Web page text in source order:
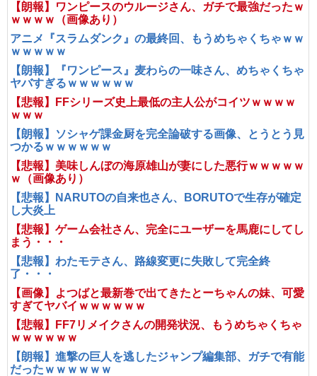
【朗報】ワンピースのウルージさん、ガチで最強だったｗ
ｗｗｗｗ（画像あり）
アニメ『スラムダンク』の最終回、もうめちゃくちゃｗｗ
ｗｗｗｗｗ
【朗報】『ワンピース』麦わらの一味さん、めちゃくちゃ
ヤバすぎるｗｗｗｗｗｗ
【悲報】FFシリーズ史上最低の主人公がコイツｗｗｗｗ
ｗｗｗ
【朗報】ソシャゲ課金厨を完全論破する画像、とうとう見
つかるｗｗｗｗｗｗ
【悲報】美味しんぼの海原雄山が妻にした悪行ｗｗｗｗｗ
ｗ（画像あり）
【悲報】NARUTOの自来也さん、BORUTOで生存が確定
し大炎上
【悲報】ゲーム会社さん、完全にユーザーを馬鹿にしてし
まう・・・
【悲報】わたモテさん、路線変更に失敗して完全終
了・・・
【画像】よつばと最新巻で出てきたとーちゃんの妹、可愛
すぎてヤバイｗｗｗｗｗｗ
【悲報】FF7リメイクさんの開発状況、もうめちゃくちゃ
ｗｗｗｗｗｗ
【朗報】進撃の巨人を逃したジャンプ編集部、ガチで有能
だったｗｗｗｗｗｗ